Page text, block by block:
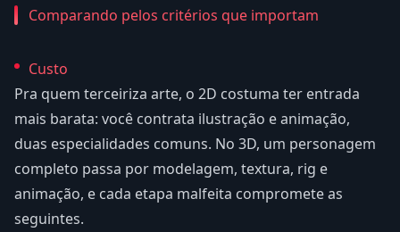
Comparando pelos critérios que importam
Custo
Pra quem terceiriza arte, o 2D costuma ter entrada
mais barata: você contrata ilustração e animação,
duas especialidades comuns. No 3D, um personagem
completo passa por modelagem, textura, rig e
animação, e cada etapa malfeita compromete as
seguintes.